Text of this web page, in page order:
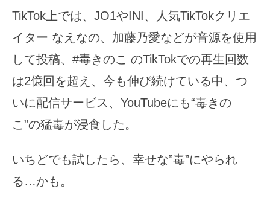
TikTok上では、JO1やINI、人気TikTokクリエ
イター なえなの、加藤乃愛などが音源を使用
して投稿、#毒きのこ のTikTokでの再生回数
は2億回を超え、今も伸び続けている中、つ
いに配信サービス、YouTubeにも“毒きの
こ”の猛毒が浸食した。
いちどでも試したら、幸せな”毒”にやられ
る…かも。